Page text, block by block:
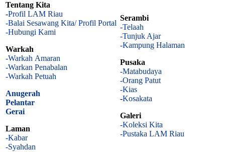
Tentang Kita
-Profil LAM Riau
-Balai Sesawang Kita/ Profil Portal
-Hubungi Kami
Warkah
-Warkah Amaran
-Warkan Penabalan
-Warkah Petuah
Anugerah
Pelantar
Gerai
Laman
-Kabar
-Syahdan
Serambi
-Telaah
-Tunjuk Ajar
-Kampung Halaman
Pusaka
-Matabudaya
-Orang Patut
-Kias
-Kosakata
Galeri
-Koleksi Kita
-Pustaka LAM Riau